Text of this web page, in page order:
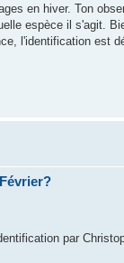
en hiver. Ton
espèce il s'agit.
l'identification est
par